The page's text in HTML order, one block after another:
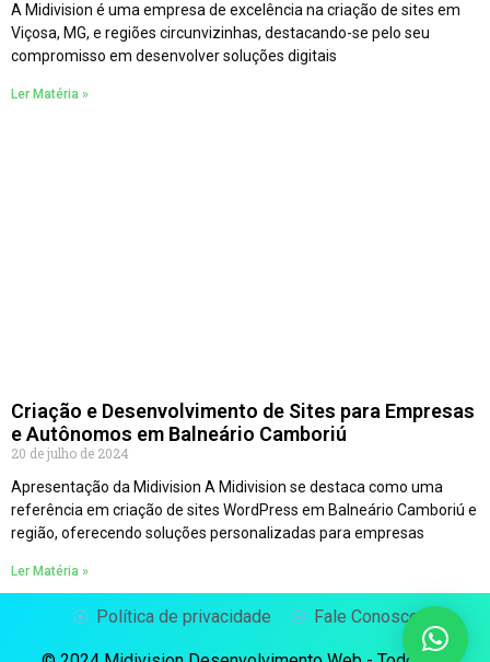
A Midivision é uma empresa de excelência na criação de sites em
Viçosa, MG, e regiões circunvizinhas, destacando-se pelo seu
compromisso em desenvolver soluções digitais
Ler Matéria »
Criação e Desenvolvimento de Sites para Empresas
e Autônomos em Balneário Camboriú
20 de julho de 2024
Apresentação da Midivision A Midivision se destaca como uma
referência em criação de sites WordPress em Balneário Camboriú e
região, oferecendo soluções personalizadas para empresas
Ler Matéria »
Política de privacidade Fale Conosco